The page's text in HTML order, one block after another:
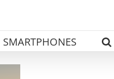
SMARTPHONES